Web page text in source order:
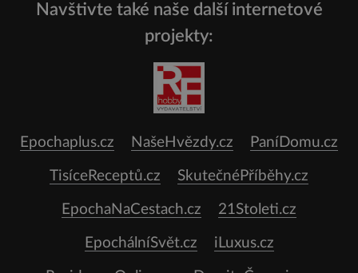
Navštivte také naše další internetové
projekty:
Epochaplus.cz NašeHvězdy.cz PaníDomu.cz
TisíceReceptů.cz SkutečnéPříběhy.cz
EpochaNaCestach.cz 21Stoleti.cz
EpochálníSvět.cz iLuxus.cz